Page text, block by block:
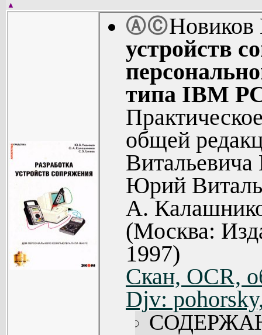
▲
ⒶⒸ
устройств
типа IBM
общей
Юрий
А.
(Москва:
1997)
Скан, OCR,
Djv: